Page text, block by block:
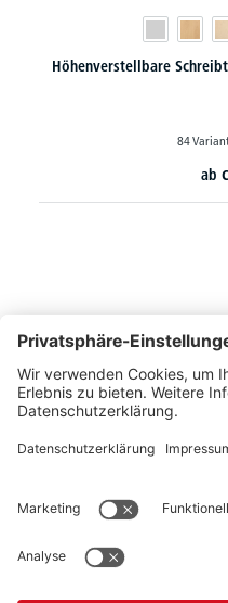
MODUL
Montags bis Freitags von 08:30 -
+41 44 240 / 11 55
+41 44 240 / 11 57
info@office-trade.ch